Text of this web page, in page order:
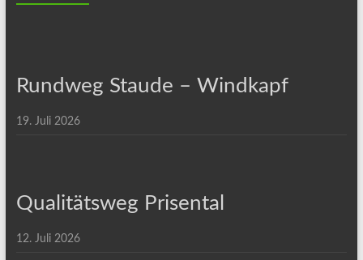
Rundweg Staude – Windkapf
19. Juli 2026
Qualitätsweg Prisental
12. Juli 2026